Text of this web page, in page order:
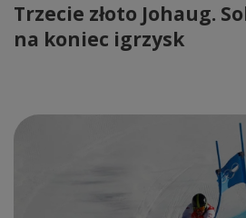
Trzecie złoto Johaug.
na koniec igrzysk